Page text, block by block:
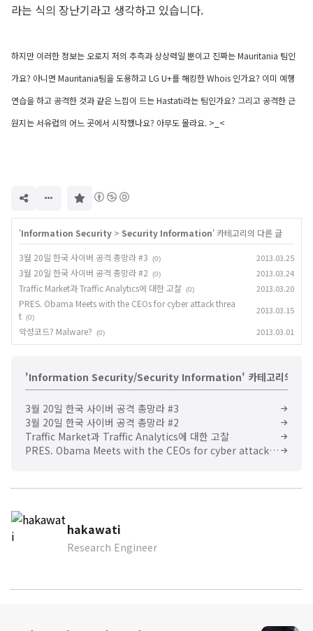
라는 식의 장난기라고 생각하고 있습니다.
하지만 이러한 정보는 오로지 저의 추측과 상상력일 뿐이고 진짜는 Mauritania 팀인
가요? 아니면 Mauritania팀을 도용하고 LG U+를 해킹한Whois 인가요? 이미 예행
연습을 하고 공격한 것과 같은 느낌이 드는 Hastati라는 팀인가요? 그리고 공격한 근
원지는 서유럽의 어느 곳에서 시작했나요? 아무도 몰라요. >_<
'Information Security > Security Information' 카테고리의 다른 글
3월 20일 한국 사이버 공격 총망라 #3 (0) 2013.03.25
3월 20일 한국 사이버 공격 총망라 #2 (0) 2013.03.24
Traffic Market과 Traffic Analytics에 대한 고찰 (0) 2013.03.20
PRES. Obama Meets with the CEOs for cyber attack threa
t (0)
2013.03.15
악성코드? Malware? (0) 2013.03.01
'Information Security/Security Information' 카테고리의 다
3월 20일 한국 사이버 공격 총망라 #3
3월 20일 한국 사이버 공격 총망라 #2
Traffic Market과 Traffic Analytics에 대한 고찰
PRES. Obama Meets with the CEOs for cyber attack threat
hakawati
Research Engineer